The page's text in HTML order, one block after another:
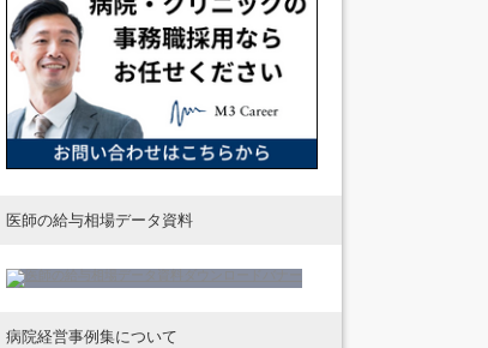
医師の給与相場データ資料
病院経営事例集について